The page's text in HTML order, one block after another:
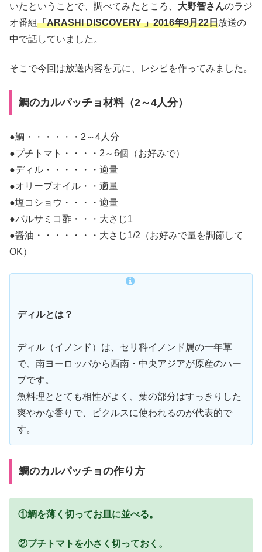
いたということで、調べてみたところ、 大野智さんのラジ
オ番組「ARASHI DISCOVERY 」2016年9月22日放送の
中で話していました。
そこで今回は放送内容を元に、レシピを作ってみました。
鯛のカルパッチョ材料（2～4人分）
●鯛・・・・・・2～4人分
●プチトマト・・・・2～6個（お好みで）
●ディル・・・・・・適量
●オリーブオイル・・適量
●塩コショウ・・・・適量
●バルサミコ酢・・・大さじ1
●醤油・・・・・・・大さじ1/2（お好みで量を調節して
OK）
ディルとは？
ディル（イノンド）は、セリ科イノンド属の一年草
で、南ヨーロッパから西南・中央アジアが原産のハー
ブです。
魚料理ととても相性がよく、葉の部分はすっきりした
爽やかな香りで、ピクルスに使われるのが代表的で
す。
鯛のカルパッチョの作り方
①鯛を薄く切ってお皿に並べる。
②プチトマトを小さく切っておく。